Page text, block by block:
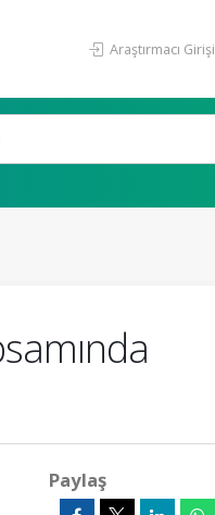
Araştırmacı Girişi
Paylaş